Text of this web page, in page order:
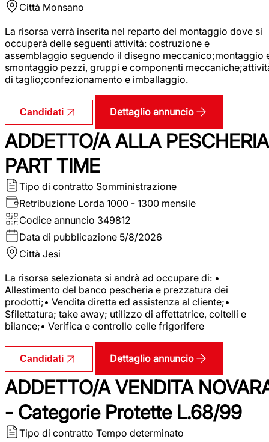
Città Monsano
La risorsa verrà inserita nel reparto del montaggio dove si
occuperà delle seguenti attività: costruzione e
assemblaggio seguendo il disegno meccanico;montaggio
smontaggio pezzi, gruppi e componenti
di taglio;confezionamento e imballaggio.
Candidati Dettaglio annuncio
ADDETTO/A ALLA PESCHERIA
PART TIME
Tipo di contratto Somministrazione
Retribuzione Lorda 1000 - 1300 mensile
Codice annuncio 349812
Data di pubblicazione 5/8/2026
Città Jesi
La risorsa selezionata si andrà ad occupare di: •
Allestimento del banco pescheria e prezzatura dei
prodotti;• Vendita diretta ed assistenza al cliente;•
Sfilettatura; take away; utilizzo di affettatrice, coltelli e
bilance;• Verifica e controllo celle frigorifere
Candidati Dettaglio annuncio
ADDETTO/A VENDITA
- Categorie Protette L.68/99
Tipo di contratto Tempo determinato